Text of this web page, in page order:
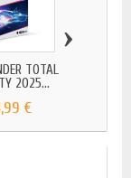
TOTAL
2025...
€
›